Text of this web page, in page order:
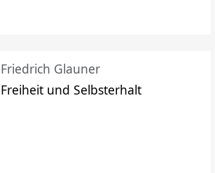
Friedrich Glauner
Freiheit und Selbsterhalt